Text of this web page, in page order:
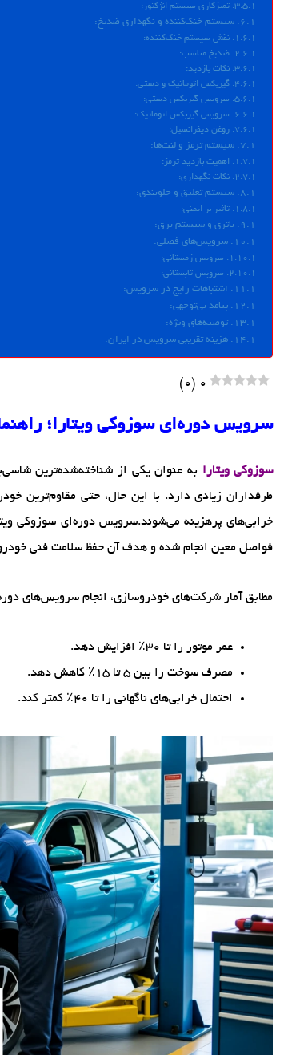
تمیزکاری سیستم انژکتور:
سیستم خنک‌کننده و نگهداری ضدیخ:
نقش سیستم خنک‌کننده:
ضدیخ مناسب:
نکات بازدید:
گیربکس اتوماتیک و دستی:
سرویس گیربکس دستی:
سرویس گیربکس اتوماتیک:
روغن دیفرانسیل:
سیستم ترمز و لنت‌ها:
اهمیت بازدید ترمز:
نکات نگهداری:
سیستم تعلیق و جلوبندی:
تاثیر بر ایمنی:
باتری و سیستم برق:
سرویس‌های فصلی:
سرویس زمستانی:
سرویس تابستانی:
اشتباهات رایج در سرویس:
پیامد بی‌توجهی:
توصیه‌های ویژه:
هزینه تقریبی سرویس در ایران:
0
(
0
)
سرویس دوره‌ای سوزوکی ویتارا؛
سوزوکی ویتارا به عنوان یکی از شناخته‌شده‌ترین
طرفداران زیادی دارد. با این حال، حتی مقاوم‌ترین
خرابی‌های پرهزینه می‌شوند.سرویس دوره‌ای سوزوکی
فواصل معین انجام شده و هدف آن حفظ سلامت فنی
مطابق آمار شرکت‌های خودروسازی، انجام سرویس‌های
عمر موتور را تا ۳۰٪ افزایش دهد.
مصرف سوخت را بین ۵ تا ۱۵٪ کاهش دهد.
احتمال خرابی‌های ناگهانی را تا ۴۰٪ کمتر کند.